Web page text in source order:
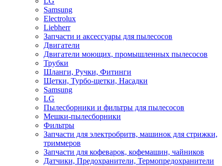
Samsung
Electrolux
Liebherr
Запчасти и аксессуары для пылесосов
Двигатели
Двигатели моющих, промышленных пылесосов
Трубки
Шланги, Ручки, Фитинги
Щетки, Турбо-щетки, Насадки
Samsung
LG
Пылесборники и фильтры для пылесосов
Мешки-пылесборники
Фильтры
Запчасти для электробритв, машинок для стрижки,
триммеров
Запчасти для кофеварок, кофемашин, чайников
Датчики, Предохранители, Термопредохранители